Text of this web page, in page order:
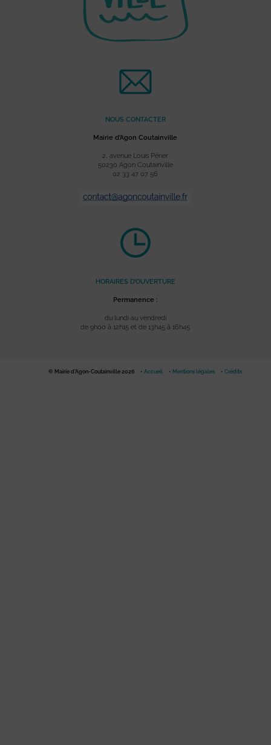
NOUS CONTACTER
Mairie d’Agon Coutainville
2, avenue Louis Périer
50230 Agon Coutainville
02 33 47 07 56
HORAIRES D’OUVERTURE
Permanence :
du lundi au vendredi
de 9h00 à 12h15 et de 13h45 à 16h45
© Mairie d'Agon-Coutainville 2026 Accueil Mentions légales Crédits